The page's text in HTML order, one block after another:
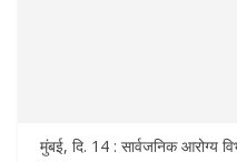
मुंबई, दि. 14 : सार्वजनिक आरोग्य